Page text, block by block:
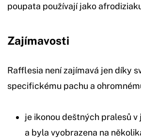
poupata používají jako
Zajímavosti
Rafflesia není zajímavá jen díky
specifickému pachu a
je ikonou deštných pralesů v
a byla vyobrazena na